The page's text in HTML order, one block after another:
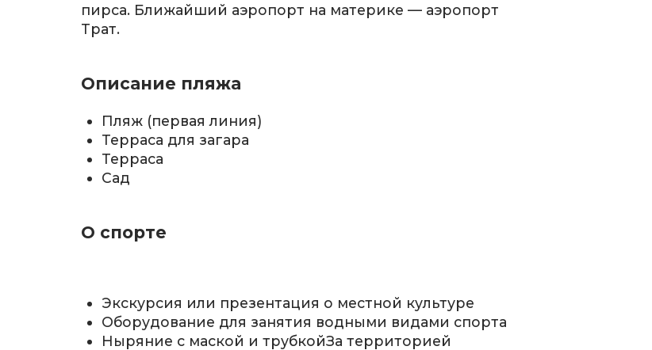
пирса. Ближайший аэропорт на материке — аэропорт
Трат.
Описание пляжа
Пляж (первая линия)
Терраса для загара
Терраса
Сад
О спорте
Экскурсия или презентация о местной культуре
Оборудование для занятия водными видами спорта
Ныряние с маской и трубкойЗа территорией